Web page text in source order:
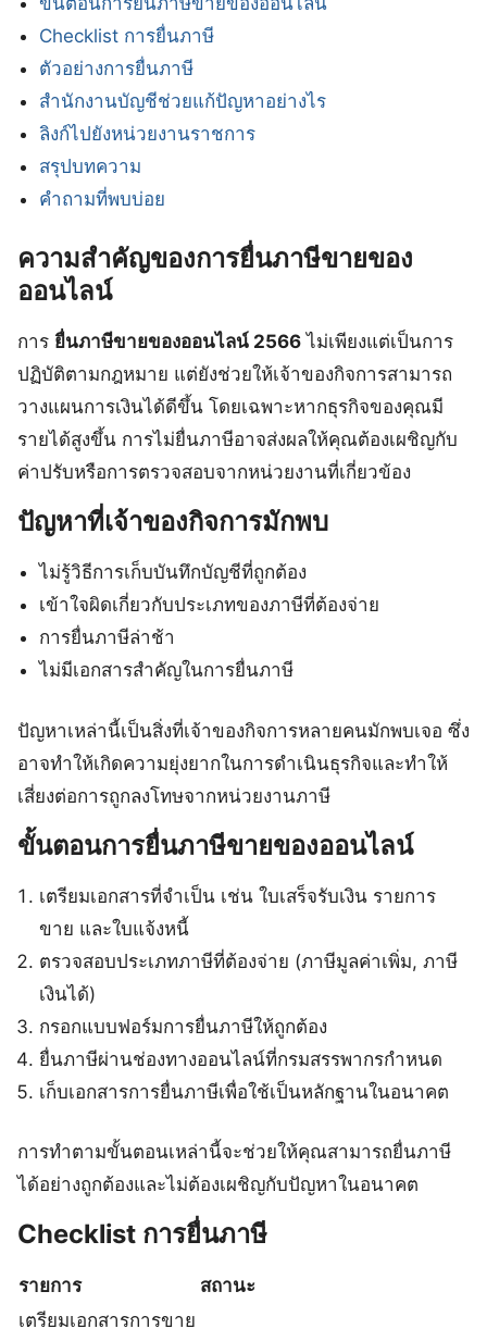
Checklist การยื่นภาษี
ตัวอย่างการยื่นภาษี
สำนักงานบัญชีช่วยแก้ปัญหาอย่างไร
ลิงก์ไปยังหน่วยงานราชการ
สรุปบทความ
คำถามที่พบบ่อย
ความสำคัญของการยื่นภาษีขายของ
ออนไลน์
การ ยื่นภาษีขายของออนไลน์ 2566 ไม่เพียงแต่เป็นการ
ปฏิบัติตามกฎหมาย แต่ยังช่วยให้เจ้าของกิจการสามารถ
วางแผนการเงินได้ดีขึ้น โดยเฉพาะหากธุรกิจของคุณมี
รายได้สูงขึ้น การไม่ยื่นภาษีอาจส่งผลให้คุณต้องเผชิญกับ
ค่าปรับหรือการตรวจสอบจากหน่วยงานที่เกี่ยวข้อง
ปัญหาที่เจ้าของกิจการมักพบ
ไม่รู้วิธีการเก็บบันทึกบัญชีที่ถูกต้อง
เข้าใจผิดเกี่ยวกับประเภทของภาษีที่ต้องจ่าย
การยื่นภาษีล่าช้า
ไม่มีเอกสารสำคัญในการยื่นภาษี
ปัญหาเหล่านี้เป็นสิ่งที่เจ้าของกิจการหลายคนมักพบเจอ ซึ่ง
อาจทำให้เกิดความยุ่งยากในการดำเนินธุรกิจและทำให้
เสี่ยงต่อการถูกลงโทษจากหน่วยงานภาษี
ขั้นตอนการยื่นภาษีขายของออนไลน์
เตรียมเอกสารที่จำเป็น เช่น ใบเสร็จรับเงิน รายการ
ขาย และใบแจ้งหนี้
ตรวจสอบประเภทภาษีที่ต้องจ่าย (ภาษีมูลค่าเพิ่ม, ภาษี
เงินได้)
กรอกแบบฟอร์มการยื่นภาษีให้ถูกต้อง
ยื่นภาษีผ่านช่องทางออนไลน์ที่กรมสรรพากรกำหนด
เก็บเอกสารการยื่นภาษีเพื่อใช้เป็นหลักฐานในอนาคต
การทำตามขั้นตอนเหล่านี้จะช่วยให้คุณสามารถยื่นภาษี
ได้อย่างถูกต้องและไม่ต้องเผชิญกับปัญหาในอนาคต
Checklist การยื่นภาษี
รายการ
สถานะ
เตรียมเอกสารการขาย